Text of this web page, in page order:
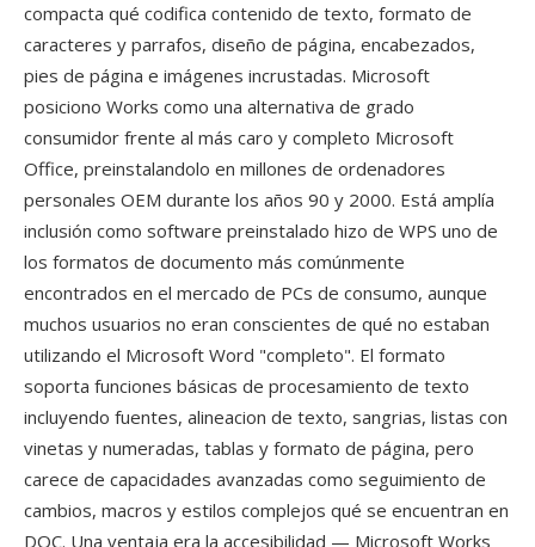
compacta qué codifica contenido de texto, formato de
caracteres y parrafos, diseño de página, encabezados,
pies de página e imágenes incrustadas. Microsoft
posiciono Works como una alternativa de grado
consumidor frente al más caro y completo Microsoft
Office, preinstalandolo en millones de ordenadores
personales OEM durante los años 90 y 2000. Está amplía
inclusión como software preinstalado hizo de WPS uno de
los formatos de documento más comúnmente
encontrados en el mercado de PCs de consumo, aunque
muchos usuarios no eran conscientes de qué no estaban
utilizando el Microsoft Word "completo". El formato
soporta funciones básicas de procesamiento de texto
incluyendo fuentes, alineacion de texto, sangrias, listas con
vinetas y numeradas, tablas y formato de página, pero
carece de capacidades avanzadas como seguimiento de
cambios, macros y estilos complejos qué se encuentran en
DOC. Una ventaja era la accesibilidad — Microsoft Works